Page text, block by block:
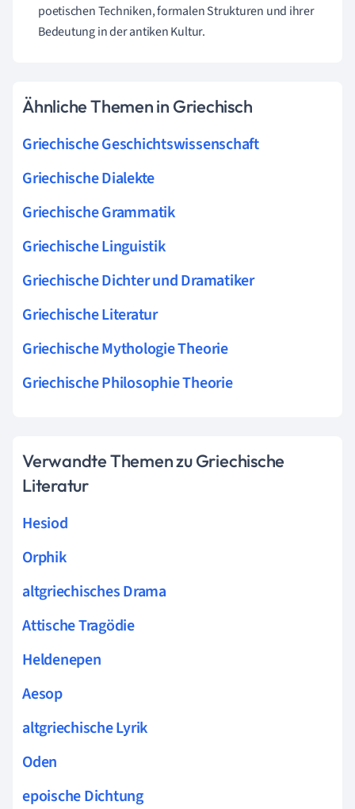
poetischen Techniken, formalen Strukturen und ihrer
Bedeutung in der antiken Kultur.
Ähnliche Themen in Griechisch
Griechische Geschichtswissenschaft
Griechische Dialekte
Griechische Grammatik
Griechische Linguistik
Griechische Dichter und Dramatiker
Griechische Literatur
Griechische Mythologie Theorie
Griechische Philosophie Theorie
Verwandte Themen zu Griechische
Literatur
Hesiod
Orphik
altgriechisches Drama
Attische Tragödie
Heldenepen
Aesop
altgriechische Lyrik
Oden
epoische Dichtung